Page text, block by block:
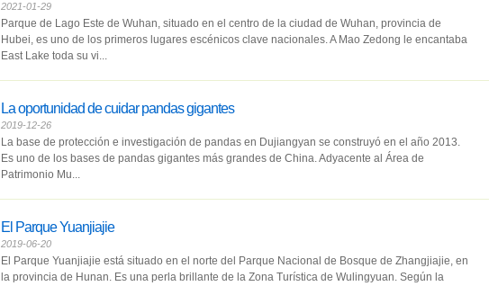
2021-01-29
Parque de Lago Este de Wuhan, situado en el centro de la ciudad de Wuhan, provincia de
Hubei, es uno de los primeros lugares escénicos clave nacionales. A Mao Zedong le encantaba
East Lake toda su vi...
La oportunidad de cuidar pandas gigantes
2019-12-26
La base de protección e investigación de pandas en Dujiangyan se construyó en el año 2013.
Es uno de los bases de pandas gigantes más grandes de China. Adyacente al Área de
Patrimonio Mu...
El Parque Yuanjiajie
2019-06-20
El Parque Yuanjiajie está situado en el norte del Parque Nacional de Bosque de Zhangjiajie, en
la provincia de Hunan. Es una perla brillante de la Zona Turística de Wulingyuan. Según la